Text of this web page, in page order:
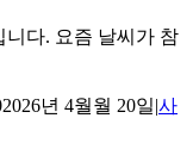
다. 요즘 날씨가 참
2026년 4월월 20일|사